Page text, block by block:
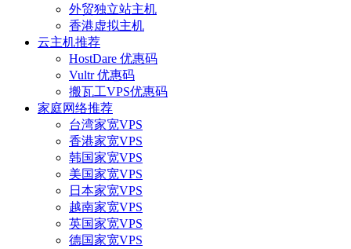
外贸独立站主机
香港虚拟主机
云主机推荐
HostDare 优惠码
Vultr 优惠码
搬瓦工VPS优惠码
家庭网络推荐
台湾家宽VPS
香港家宽VPS
韩国家宽VPS
美国家宽VPS
日本家宽VPS
越南家宽VPS
英国家宽VPS
德国家宽VPS